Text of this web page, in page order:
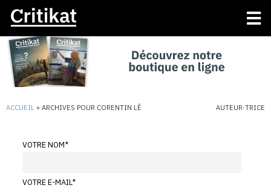
ACCUEIL » ARCHIVES POUR CORENTIN LÊ AUTEUR·TRICE
VOTRE NOM*
VOTRE E-MAIL*